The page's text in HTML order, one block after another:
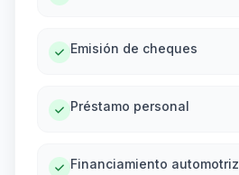
Emisión de cheques
Préstamo personal
Financiamiento automotriz